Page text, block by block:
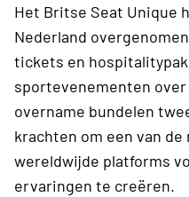
Het Britse Seat Unique
Nederland
tickets en
sportevenementen over
overname bundelen
krachten om een van
wereldwijde platforms
ervaringen te creëren.